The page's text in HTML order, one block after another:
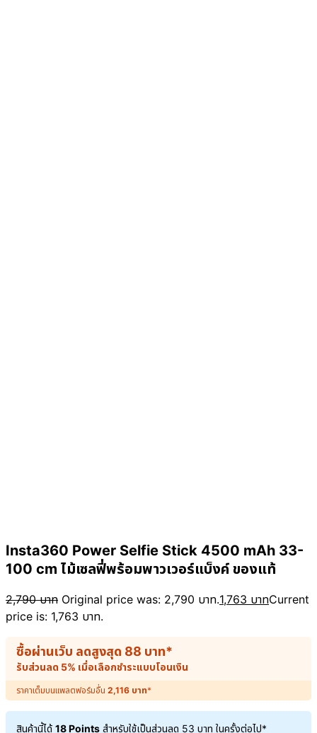
Insta360 Power Selfie Stick 4500 mAh 33-
100 cm ไม้เซลฟี่พร้อมพาวเวอร์แบ็งค์ ของแท้
2,790บาท Original price was: 2,790 บาท.1,763 บาทCurrent
price is: 1,763 บาท.
ซื้อผ่านเว็บ ลดสูงสุด 88 บาท*
รับส่วนลด 5% เมื่อเลือกชำระแบบโอนเงิน
ราคาเต็มบนแพลตฟอร์มอื่น 2,116 บาท*
สินค้านี้ได้ 18 Points สำหรับใช้เป็นส่วนลด 53 บาท ในครั้งต่อไป*